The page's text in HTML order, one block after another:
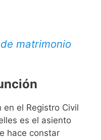
matrimonio
el Registro Civil
es el asiento
hace constar